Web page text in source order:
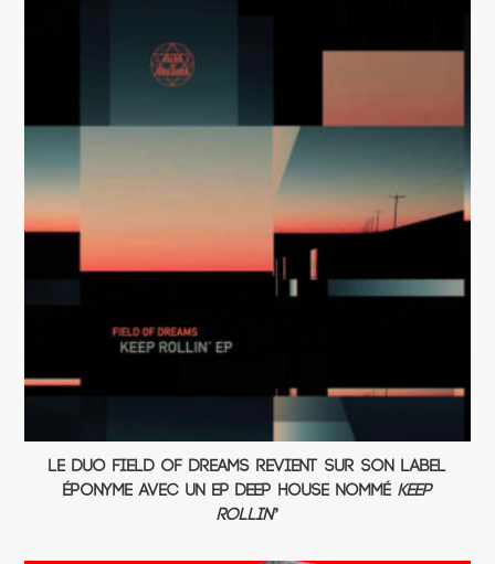
Le duo Field of Dreams revient sur son label
éponyme avec un EP deep house nommé Keep
Rollin’